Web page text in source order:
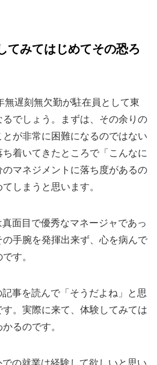
てみてはじめてその恐ろ
遅刻無欠勤が駐在員として東
でしょう。まずは、その余りの
が非常に困難になるのではない
着いてきたところで「こんなに
マネジメントに落ち度があるの
しまうと思います。
面目で優秀なマネージャであっ
手腕を発揮出来ず、心を病んで
す。
事を読んで「そうだよね」と思
。実際に来て、体験してみては
るのです。
の就業は経験して欲しいと思い